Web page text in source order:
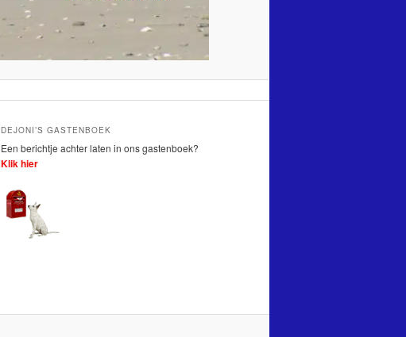
DEJONI’S GASTENBOEK
Een berichtje achter laten in ons gastenboek?
Klik hier